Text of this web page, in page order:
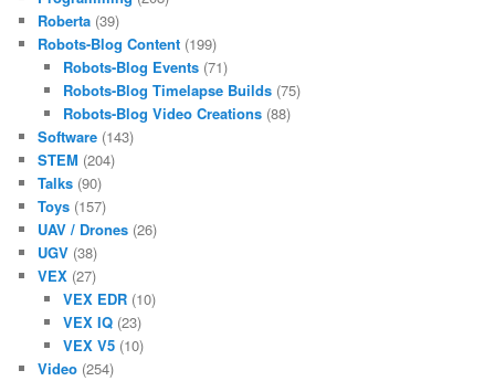
Roberta (39)
Robots-Blog Content (199)
Robots-Blog Events(71)
Robots-Blog Timelapse Builds(75)
Robots-Blog Video Creations(88)
Software (143)
STEM (204)
Talks (90)
Toys (157)
UAV / Drones (26)
UGV (38)
VEX (27)
VEX EDR(10)
VEX IQ(23)
VEX V5(10)
Video (254)